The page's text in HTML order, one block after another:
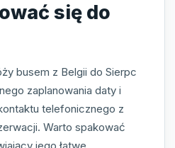
się do
busem z Belgii do Sierpc
zaplanowania daty i
telefonicznego z
Warto spakować